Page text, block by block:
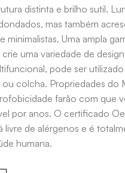
distinta e brilho sutil.
mas também
minimalistas. Uma ampla
uma variedade de
pode ser utilizado
colcha. Propriedades do
farão com que
por anos. O certificado
livre de alérgenos e é
humana.